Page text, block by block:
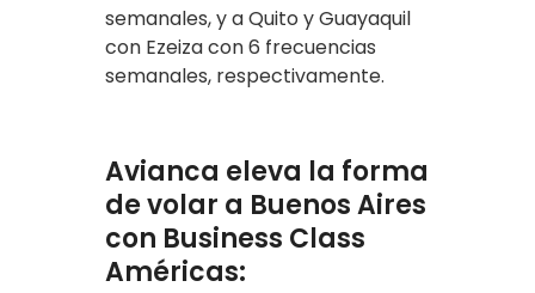
semanales, y a Quito y Guayaquil
con Ezeiza con 6 frecuencias
semanales, respectivamente.
Avianca eleva la forma
de volar a Buenos Aires
con Business Class
Américas: